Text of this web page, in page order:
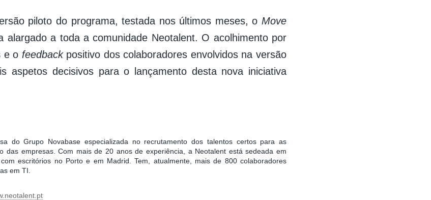
piloto do programa, testada nos últimos meses, o Move
alargado a toda a comunidade Neotalent. O acolhimento por
e o feedbackpositivo dos colaboradores envolvidos na versão
aspetos decisivos para o lançamento desta nova iniciativa
do Grupo Novabase especializada no recrutamento dos talentos certos para as
das empresas. Com mais de 20 anos de experiência, a Neotalent está sedeada em
escritórios no Porto e em Madrid. Tem, atualmente, mais de 800 colaboradores
em TI.